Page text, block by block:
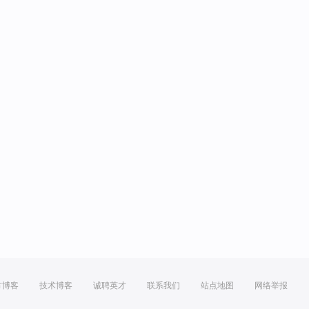
博客 技术博客 诚聘英才 联系我们 站点地图 网络举报